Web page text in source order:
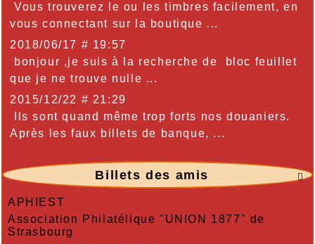
Vous trouverez le ou les timbres facilement, en
vous connectant sur la boutique ...
2018/06/17 # 19:57
bonjour ,je suis à la recherche de bloc feuillet
que je ne trouve nulle ...
2015/12/22 # 21:29
Ils sont quand même trop forts nos douaniers.
Après les faux billets de banque, ...

Billets des amis
APHIEST
Association Philatélique "UNION 1877" de
Strasbourg